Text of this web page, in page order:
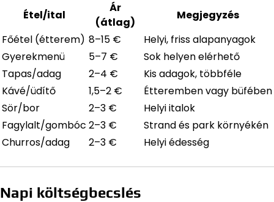
Étel/ital
Ár
(átlag)
Megjegyzés
Főétel (étterem) 8–15 €
Helyi, friss alapanyagok
Gyerekmenü
5–7 €
Sok helyen elérhető
Tapas/adag
2–4 €
Kis adagok, többféle
Kávé/üdítő
1,5–2 €
Étteremben vagy büfében
Sör/bor
2–3 €
Helyi italok
Fagylalt/gombóc 2–3 €
Strand és park környékén
Churros/adag
2–3 € Helyi édesség
Napi költségbecslés